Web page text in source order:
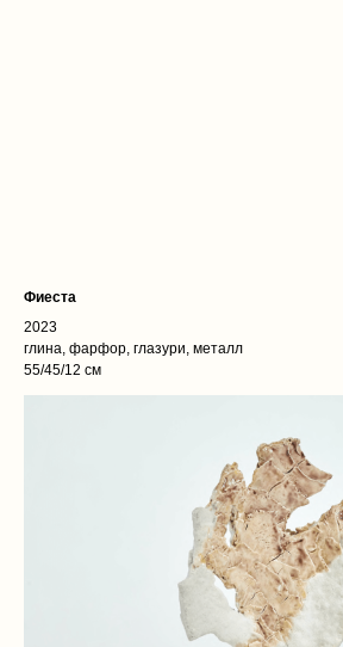
Фиеста
2023
глина, фарфор, глазури, металл
55/45/12 см